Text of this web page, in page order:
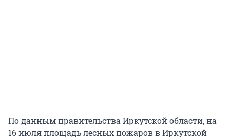
По данным правительства Иркутской области, на
16 июля площадь лесных пожаров в Иркутской